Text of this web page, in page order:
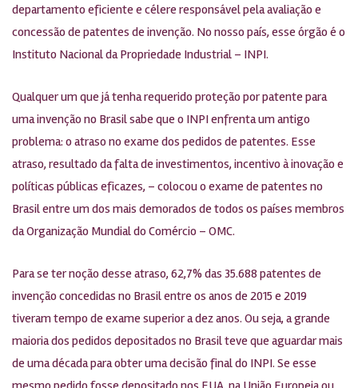
departamento eficiente e célere responsável pela avaliação e
concessão de patentes de invenção. No nosso país, esse órgão é o
Instituto Nacional da Propriedade Industrial – INPI.
Qualquer um que já tenha requerido proteção por patente para
uma invenção no Brasil sabe que o INPI enfrenta um antigo
problema: o atraso no exame dos pedidos de patentes. Esse
atraso, resultado da falta de investimentos, incentivo à inovação e
políticas públicas eficazes, – colocou o exame de patentes no
Brasil entre um dos mais demorados de todos os países membros
da Organização Mundial do Comércio – OMC.
Para se ter noção desse atraso, 62,7% das 35.688 patentes de
invenção concedidas no Brasil entre os anos de 2015 e 2019
tiveram tempo de exame superior a dez anos. Ou seja, a grande
maioria dos pedidos depositados no Brasil teve que aguardar mais
de uma década para obter uma decisão final do INPI. Se esse